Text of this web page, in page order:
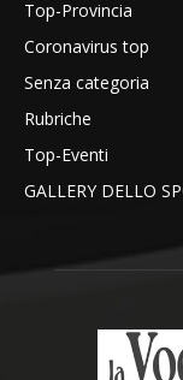
Top-Provincia
Coronavirus top
Senza categoria
Rubriche
Top-Eventi
GALLERY DELLO